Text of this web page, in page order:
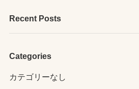
Recent Posts
Categories
カテゴリーなし